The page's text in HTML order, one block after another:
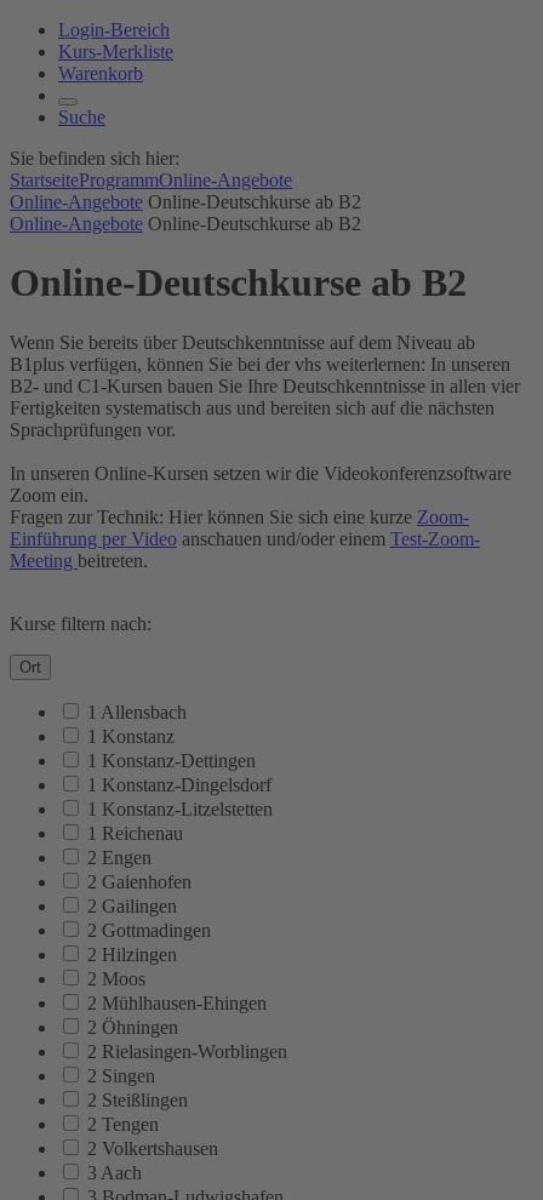
Login-Bereich
Kurs-Merkliste
Warenkorb
Suche
Sie befinden sich hier:
StartseiteProgrammOnline-Angebote
Online-Angebote Online-Deutschkurse ab B2
Online-Angebote Online-Deutschkurse ab B2
Online-Deutschkurse ab B2
Wenn Sie bereits über Deutschkenntnisse auf dem Niveau ab
B1plus verfügen, können Sie bei der vhs weiterlernen: In unseren
B2- und C1-Kursen bauen Sie Ihre Deutschkenntnisse in allen vier
Fertigkeiten systematisch aus und bereiten sich auf die nächsten
Sprachprüfungen vor.
In unseren Online-Kursen setzen wir die Videokonferenzsoftware
Zoom ein.
Fragen zur Technik: Hier können Sie sich eine kurze Zoom-
Einführung per Video anschauen und/oder einem Test-Zoom-
Meeting beitreten.
Kurse filtern nach:
Ort
1 Allensbach
1 Konstanz
1 Konstanz-Dettingen
1 Konstanz-Dingelsdorf
1 Konstanz-Litzelstetten
1 Reichenau
2 Engen
2 Gaienhofen
2 Gailingen
2 Gottmadingen
2 Hilzingen
2 Moos
2 Mühlhausen-Ehingen
2 Öhningen
2 Rielasingen-Worblingen
2 Singen
2 Steißlingen
2 Tengen
2 Volkertshausen
3 Aach